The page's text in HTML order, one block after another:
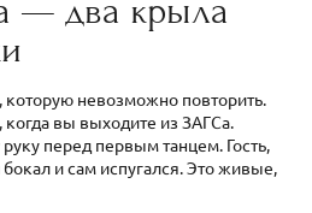
— два крыла
которую невозможно повторить.
вы выходите из ЗАГСа.
перед первым танцем. Гость,
и сам испугался. Это живые,